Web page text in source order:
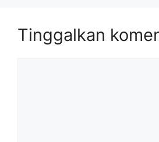
Tinggalkan